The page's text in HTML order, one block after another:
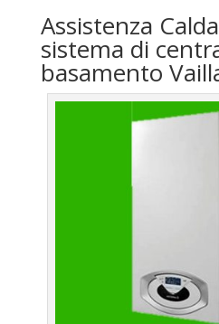
Assistenza
sistema di
basamento